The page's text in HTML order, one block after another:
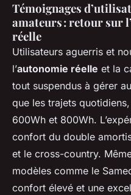
Témoignages
amateurs : retour sur
réelle
Utilisateurs aguerris et
l’autonomie réelle et la
tout suspendus à gérer
que les trajets
600Wh et 800Wh.
confort du double
et le cross-country.
modèles comme le
confort élevé et une